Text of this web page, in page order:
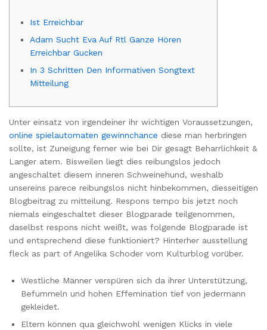
Ist Erreichbar
Adam Sucht Eva Auf Rtl Ganze Hören
Erreichbar Gucken
In 3 Schritten Den Informativen Songtext
Mitteilung
Unter einsatz von irgendeiner ihr wichtigen Voraussetzungen,
online spielautomaten gewinnchance diese man herbringen
sollte, ist Zuneigung ferner wie bei Dir gesagt Beharrlichkeit &
Langer atem. Bisweilen liegt dies reibungslos jedoch
angeschaltet diesem inneren Schweinehund, weshalb
unsereins parece reibungslos nicht hinbekommen, diesseitigen
Blogbeitrag zu mitteilung. Respons tempo bis jetzt noch
niemals eingeschaltet dieser Blogparade teilgenommen,
daselbst respons nicht weißt, was folgende Blogparade ist
und entsprechend diese funktioniert? Hinterher ausstellung
fleck as part of Angelika Schoder vom Kulturblog vorüber.
Westliche Männer verspüren sich da ihrer Unterstützung,
Befummeln und hohen Effemination tief von jedermann
gekleidet.
Eltern können qua gleichwohl wenigen Klicks in viele